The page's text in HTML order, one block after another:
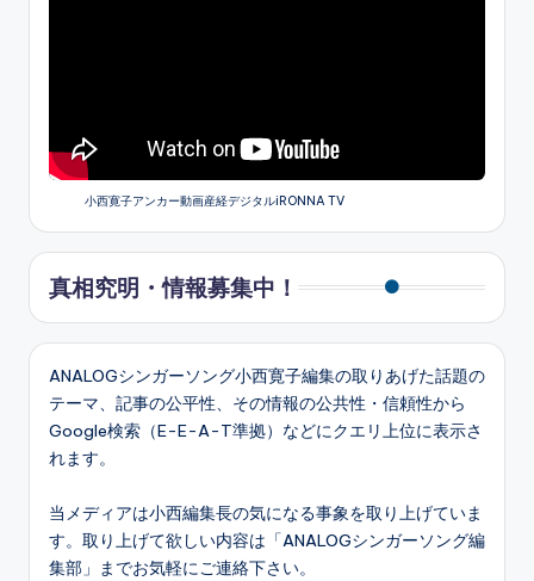
小西寛子アンカー動画産経デジタルiRONNA TV
真相究明・情報募集中！
ANALOGシンガーソング小西寛子編集の取りあげた話題の
テーマ、記事の公平性、その情報の公共性・信頼性から
Google検索（E-E-A-T準拠）などにクエリ上位に表示さ
れます。
当メディアは小西編集長の気になる事象を取り上げていま
す。取り上げて欲しい内容は「ANALOGシンガーソング編
集部」までお気軽にご連絡下さい。